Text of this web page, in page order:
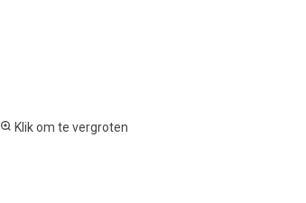
Klik om te vergroten